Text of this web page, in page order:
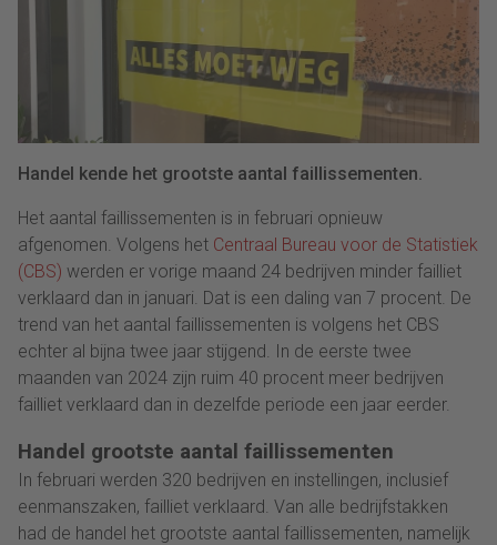
Handel kende het grootste aantal faillissementen.
Het aantal faillissementen is in februari opnieuw
afgenomen. Volgens het Centraal Bureau voor de Statistiek
(CBS) werden er vorige maand 24 bedrijven minder failliet
verklaard dan in januari. Dat is een daling van 7 procent. De
trend van het aantal faillissementen is volgens het CBS
echter al bijna twee jaar stijgend. In de eerste twee
maanden van 2024 zijn ruim 40 procent meer bedrijven
failliet verklaard dan in dezelfde periode een jaar eerder.
Handel grootste aantal faillissementen
In februari werden 320 bedrijven en instellingen, inclusief
eenmanszaken, failliet verklaard. Van alle bedrijfstakken
had de handel het grootste aantal faillissementen, namelijk